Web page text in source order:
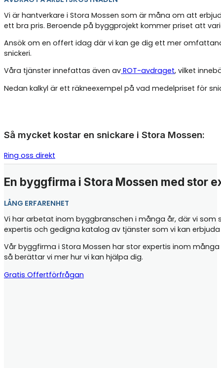
Vi är hantverkare i Stora Mossen som är måna om att
ett bra pris. Beroende på byggprojekt kommer priset att
Ansök om en offert idag där vi kan ge dig ett mer
snickeri.
Våra tjänster innefattas även av ROT-avdraget, vilket
Nedan kalkyl är ett räkneexempel på vad medelpriset för
Så mycket kostar en snickare i Stora Mossen:
Ring oss direkt
En byggfirma i Stora Mossen med stor
LÅNG ERFARENHET
Vi har arbetat inom byggbranschen i många år, där vi
expertis och gedigna katalog av tjänster som vi kan
Vår byggfirma i Stora Mossen har stor expertis inom
så berättar vi mer hur vi kan hjälpa dig.
Gratis Offertförfrågan